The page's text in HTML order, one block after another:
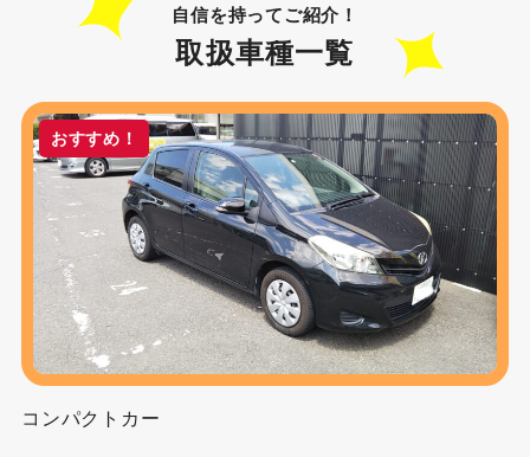
自信を持ってご紹介！
取扱車種一覧
おすすめ！
コンパクトカー